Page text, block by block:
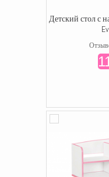
Детский стол с